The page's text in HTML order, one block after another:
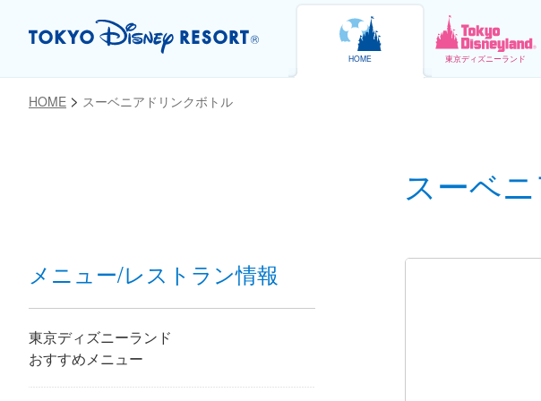
HOME 東京ディズニーランド
HOME スーベニアドリンクボトル
スーベ
メニュー/レストラン情報
東京ディズニーランド
おすすめメニュー